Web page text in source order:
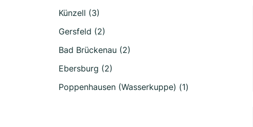
Künzell (3)
Gersfeld (2)
Bad Brückenau (2)
Ebersburg (2)
Poppenhausen (Wasserkuppe) (1)